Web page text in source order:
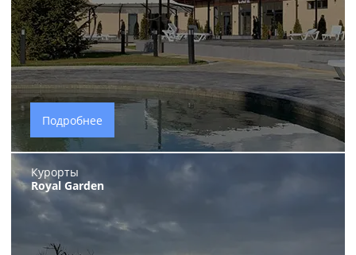
Подробнее
Курорты
Royal Garden